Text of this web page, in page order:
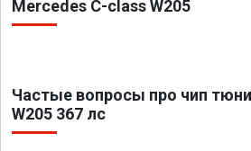
Mercedes C-class W205
Частые вопросы про чип
W205 367 лс